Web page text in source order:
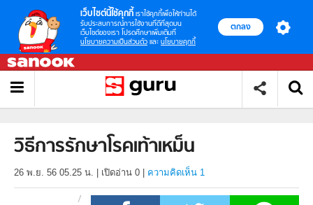
เว็บไซต์นี้ใช้คุกกี้ เราใช้คุกกี้เพื่อให้ท่านได้
รับประสบการณ์การใช้งานที่ดีที่สุดบน
เว็บไซต์ของเรา โปรดศึกษาเพิ่มเติมที่
นโยบายความเป็นส่วนตัว และ นโยบายคุกกี้
ตกลง
วิธีการรักษาโรคเท้าเหม็น
26 พ.ย. 56 05.25 น. เปิดอ่าน 0 ความคิดเห็น 1